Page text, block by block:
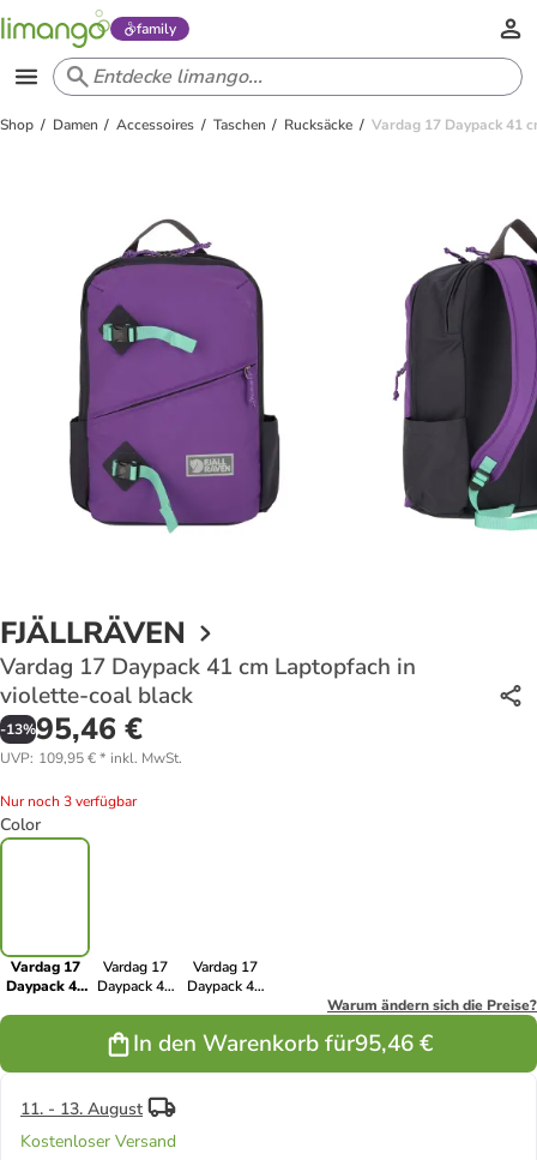
family
Shop Damen Accessoires Taschen Rucksäcke Vardag 17 Daypack 41
FJÄLLRÄVEN
Vardag 17 Daypack 41 cm Laptopfach in
violette-coal black
-13%95,46 €
UVP: 109,95 €* inkl. MwSt.
Nur noch 3 verfügbar
Color
Vardag 17
Daypack 41
Vardag 17
Daypack 41
green-clay
Vardag 17
Daypack 41
coal black
Warum ändern sich die Preise?
In den Warenkorb für95,46 €
11. - 13. August
Kostenloser Versand